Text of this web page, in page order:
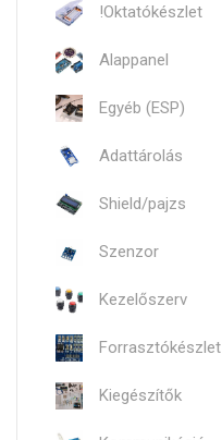
!Oktatókészlet
Alappanel
Egyéb (ESP)
Adattárolás
Shield/pajzs
Szenzor
Kezelőszerv
Forrasztókészlet
Kiegészítők